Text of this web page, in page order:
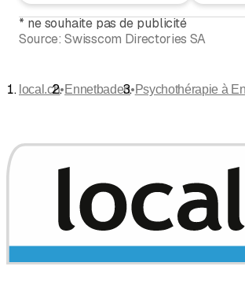
* ne souhaite pas de publicité
Source: Swisscom Directories SA
local.ch•Ennetbaden•Psychothérapie à